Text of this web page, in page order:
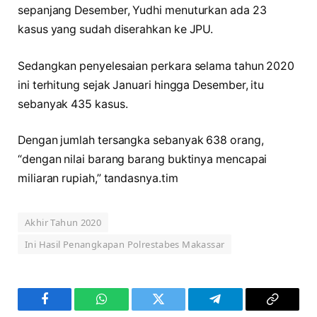
sepanjang Desember, Yudhi menuturkan ada 23
kasus yang sudah diserahkan ke JPU.
Sedangkan penyelesaian perkara selama tahun 2020
ini terhitung sejak Januari hingga Desember, itu
sebanyak 435 kasus.
Dengan jumlah tersangka sebanyak 638 orang,
“dengan nilai barang barang buktinya mencapai
miliaran rupiah,” tandasnya.tim
Akhir Tahun 2020
Ini Hasil Penangkapan Polrestabes Makassar
Facebook WhatsAppTwitter Telegram
Copy